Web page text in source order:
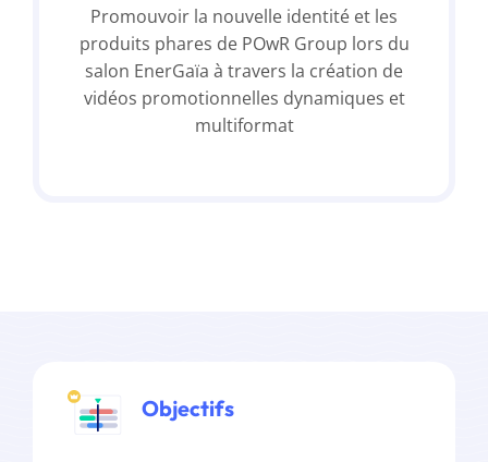
Promouvoir la nouvelle identité et les
produits phares de POwR Group lors du
salon EnerGaïa à travers la création de
vidéos promotionnelles dynamiques et
multiformat
Objectifs